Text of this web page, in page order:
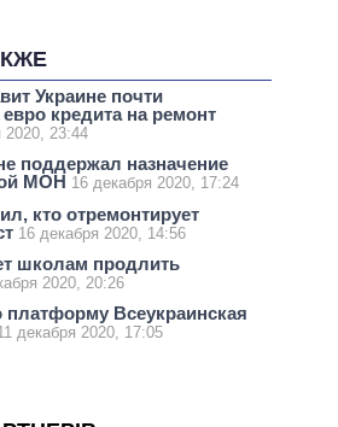
Украине почти
кредита на ремонт
2020, 23:44
поддержал назначение
МОН 16 декабря 2020, 17:24
кто отремонтирует
16 декабря 2020, 14:56
школам продлить
2020, 20:26
Всеукраинская
декабря 2020, 17:05